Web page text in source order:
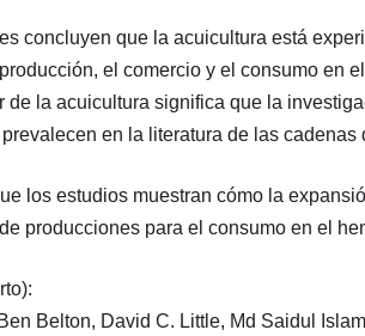
concluyen que la acuicultura está
el comercio y el consumo en
de la acuicultura significa que la
en la literatura de las cadenas
los estudios muestran cómo la
producciones para el consumo en el
Belton, David C. Little, Md Saidul